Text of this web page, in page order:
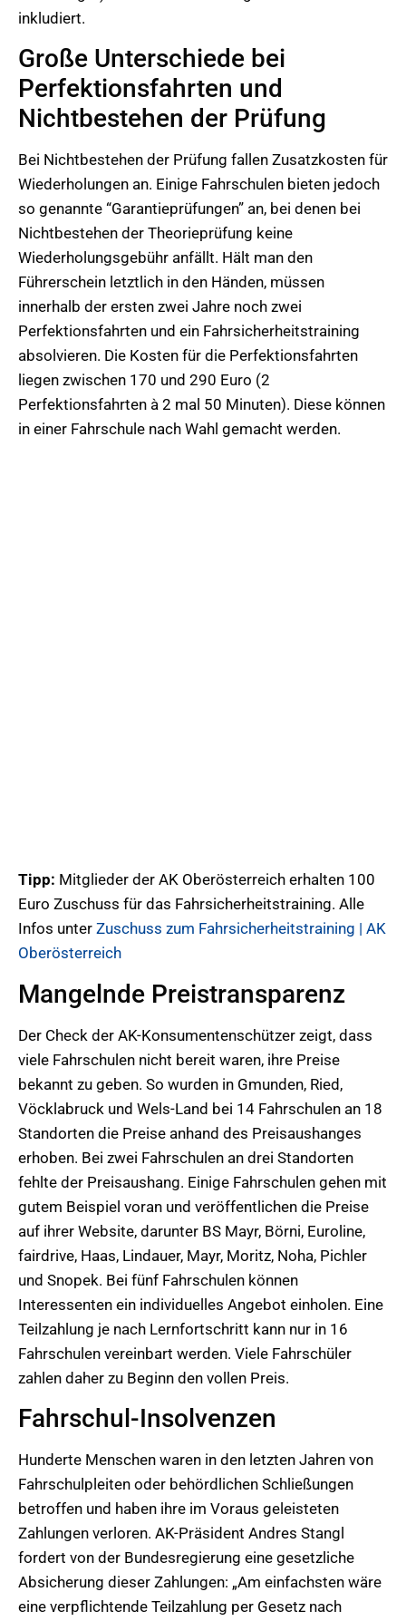
inkludiert.
Große Unterschiede bei
Perfektionsfahrten und
Nichtbestehen der Prüfung
Bei Nichtbestehen der Prüfung fallen Zusatzkosten für
Wiederholungen an. Einige Fahrschulen bieten jedoch
so genannte “Garantieprüfungen” an, bei denen bei
Nichtbestehen der Theorieprüfung keine
Wiederholungsgebühr anfällt. Hält man den
Führerschein letztlich in den Händen, müssen
innerhalb der ersten zwei Jahre noch zwei
Perfektionsfahrten und ein Fahrsicherheitstraining
absolvieren. Die Kosten für die Perfektionsfahrten
liegen zwischen 170 und 290 Euro (2
Perfektionsfahrten à 2 mal 50 Minuten). Diese können
in einer Fahrschule nach Wahl gemacht werden.
Tipp: Mitglieder der AK Oberösterreich erhalten 100
Euro Zuschuss für das Fahrsicherheitstraining. Alle
Infos unter Zuschuss zum Fahrsicherheitstraining | AK
Oberösterreich
Mangelnde Preistransparenz
Der Check der AK-Konsumentenschützer zeigt, dass
viele Fahrschulen nicht bereit waren, ihre Preise
bekannt zu geben. So wurden in Gmunden, Ried,
Vöcklabruck und Wels-Land bei 14 Fahrschulen an 18
Standorten die Preise anhand des Preisaushanges
erhoben. Bei zwei Fahrschulen an drei Standorten
fehlte der Preisaushang. Einige Fahrschulen gehen mit
gutem Beispiel voran und veröffentlichen die Preise
auf ihrer Website, darunter BS Mayr, Börni, Euroline,
fairdrive, Haas, Lindauer, Mayr, Moritz, Noha, Pichler
und Snopek. Bei fünf Fahrschulen können
Interessenten ein individuelles Angebot einholen. Eine
Teilzahlung je nach Lernfortschritt kann nur in 16
Fahrschulen vereinbart werden. Viele Fahrschüler
zahlen daher zu Beginn den vollen Preis.
Fahrschul-Insolvenzen
Hunderte Menschen waren in den letzten Jahren von
Fahrschulpleiten oder behördlichen Schließungen
betroffen und haben ihre im Voraus geleisteten
Zahlungen verloren. AK-Präsident Andres Stangl
fordert von der Bundesregierung eine gesetzliche
Absicherung dieser Zahlungen: Am einfachsten wäre
eine verpflichtende Teilzahlung per Gesetz nach